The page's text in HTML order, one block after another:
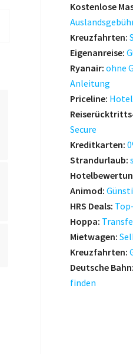
Kostenlose
Kreuzfahrten:
Eigenanreise:
Ryanair: ohne
Anleitung
Priceline:
Secure
Kreditkarten:
Strandurlaub:
Animod:
HRS Deals:
Hoppa:
Mietwagen:
Kreuzfahrten:
Deutsche Bahn:
finden